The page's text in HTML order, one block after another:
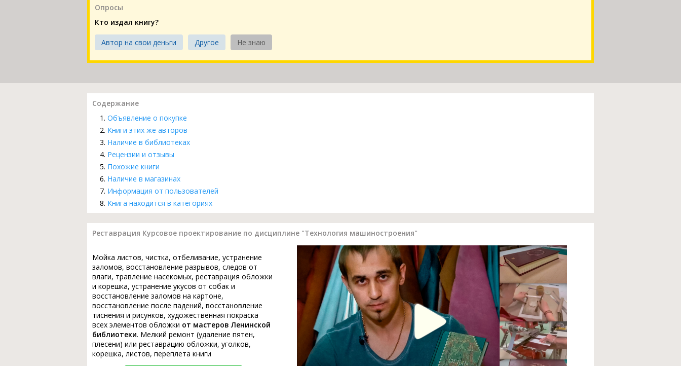
Опросы
Кто издал книгу?
Автор на свои деньги Другое Не знаю
Содержание
Объявление о покупке
Книги этих же авторов
Наличие в библиотеках
Рецензии и отзывы
Похожие книги
Наличие в магазинах
Информация от пользователей
Книга находится в категориях
Реставрация Курсовое проектирование по дисциплине "Технология машиностроения"
Мойка листов, чистка, отбеливание, устранение
заломов, восстановление разрывов, следов от
влаги, травление насекомых, реставрация обложки
и корешка, устранение укусов от собак и
восстановление заломов на картоне,
восстановление после падений, восстановление
тиснения и рисунков, художественная покраска
всех элементов обложки от мастеров Ленинской
библиотеки. Мелкий ремонт (удаление пятен,
плесени) или реставрацию обложки, уголков,
корешка, листов, переплета книги